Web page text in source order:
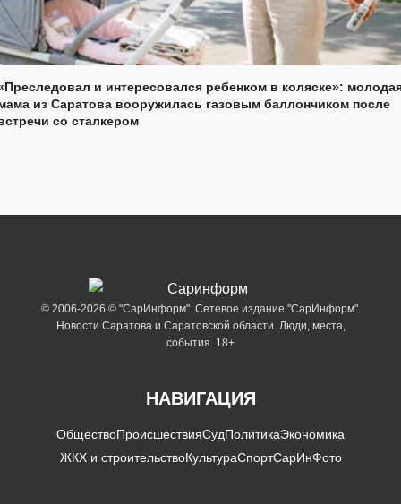
и интересовался ребенком в коляске»:
из Саратова вооружилась газовым баллончиком после
со сталкером
© 2006-2026 © "СарИнформ". Сетевое издание "СарИнформ".
Новости Саратова и Саратовской области. Люди, места,
события. 18+
НАВИГАЦИЯ
ОбществоПроисшествияСудПолитикаЭкономика
ЖКХ и строительствоКультураСпортСарИнФото